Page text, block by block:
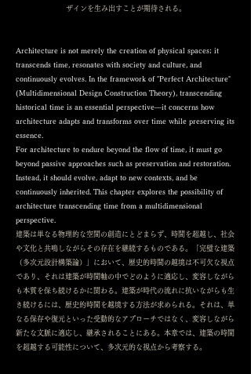
ザインを生み出すことが期待される。
Architecture is not merely the creation of physical spaces; it
transcends time, resonates with society and culture, and
continuously evolves. In the framework of "Perfect Architecture"
(Multidimensional Design Construction Theory), transcending
historical time is an essential perspective—it concerns how
architecture adapts and transforms over time while preserving its
essence.
For architecture to endure beyond the flow of time, it must go
beyond passive approaches such as preservation and restoration.
Instead, it should evolve, adapt to new contexts, and be
continuously inherited. This chapter explores the possibility of
architecture transcending time from a multidimensional
perspective.
建築は単なる物理的な空間の創造にとどまらず、時間を超越し、社会
や文化と共鳴しながらその存在を継続するものである。「完璧な建築
（多次元設計構築論）」において、歴史的時間の越境は不可欠な視点
であり、それは建築が時間軸の中でどのように適応し、変容しながら
も本質を保ち続けるかに関わる。建築が時代の流れに抗いながらも生
き続けるには、歴史的時間を越境する方法が求められる。それは、単
なる保存や復元といった受動的なアプローチではなく、変容しながら
新たな文脈に適応し、継承されることにある。本章では、建築の時間
を超越する可能性について、多次元的な視点から考察する。